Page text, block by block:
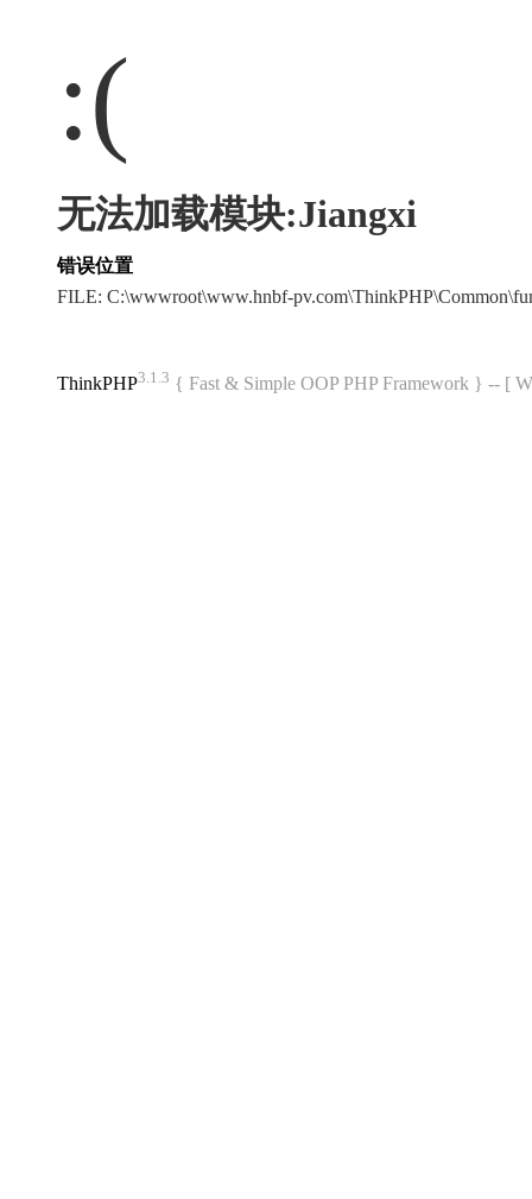
:(
无法加载模块:Jiangxi
错误位置
FILE: C:\wwwroot\www.hnbf-
ThinkPHP3.1.3 { Fast & Simple OOP PHP Framework } -- [